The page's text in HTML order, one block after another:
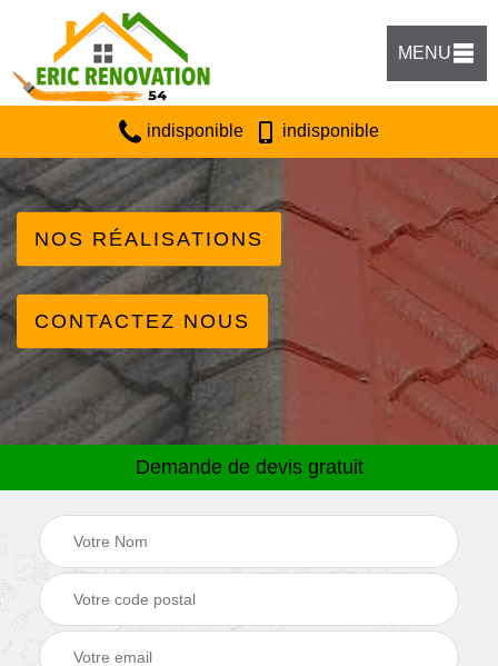
MENU
indisponible indisponible
NOS RÉALISATIONS
CONTACTEZ NOUS
Demande de devis gratuit